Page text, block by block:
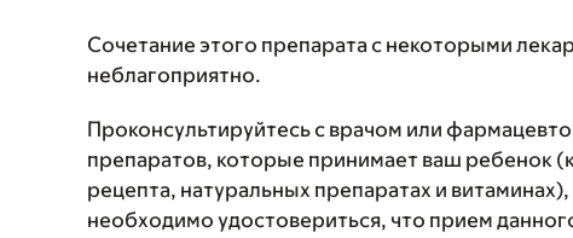
Сочетание этого препарата с некоторыми
неблагоприятно.
Проконсультируйтесь с врачом или
препаратов, которые принимает ваш ребенок
рецепта, натуральных препаратах и
необходимо удостовериться, что прием